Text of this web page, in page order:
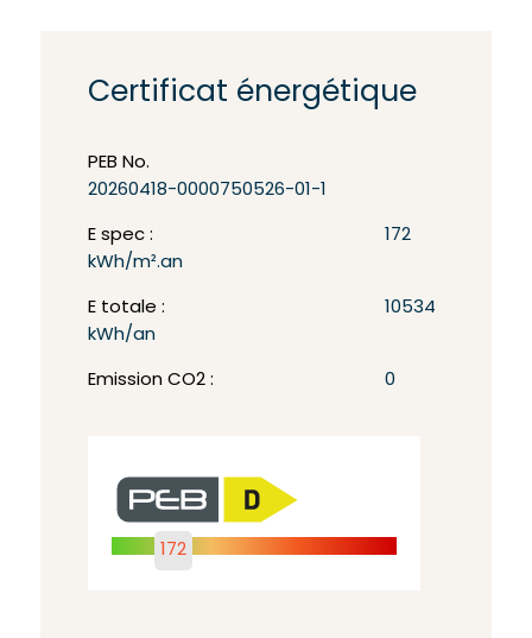
Certificat énergétique
PEB No.
20260418-0000750526-01-1
E spec :
172
kWh/m².an
E totale :
10534
kWh/an
Emission CO2 : 0
172